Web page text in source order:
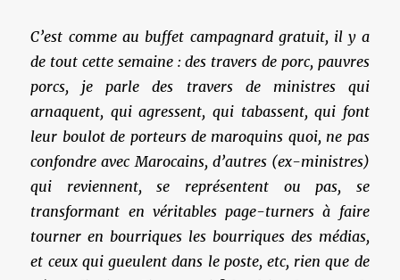
C’est comme au buffet campagnard gratuit, il y a
de tout cette semaine : des travers de porc, pauvres
porcs, je parle des travers de ministres qui
arnaquent, qui agressent, qui tabassent, qui font
leur boulot de porteurs de maroquins quoi, ne pas
confondre avec Marocains, d’autres (ex-ministres)
qui reviennent, se représentent ou pas, se
transformant en véritables page-turners à faire
tourner en bourriques les bourriques des médias,
et ceux qui gueulent dans le poste, etc, rien que de